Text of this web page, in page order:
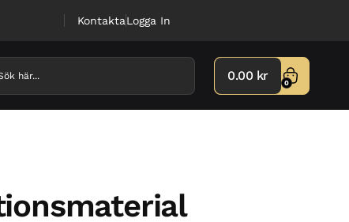
KontaktaLogga In
0.00 kr 0